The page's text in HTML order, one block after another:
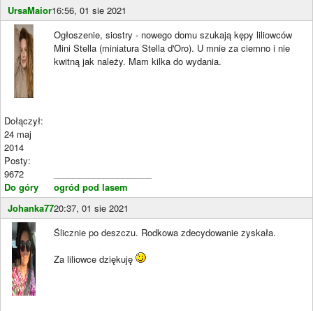
UrsaMaior16:56, 01 sie 2021
Dołączył:
24 maj
2014
Posty:
9672
Do góry
Ogłoszenie, siostry - nowego domu szukają kępy liliowców
Mini Stella (miniatura Stella d'Oro). U mnie za ciemno i nie
kwitną jak należy. Mam kilka do wydania.
ogród pod lasem
Johanka7720:37, 01 sie 2021
Ślicznie po deszczu. Rodkowa zdecydowanie zyskała.
Za liliowce dziękuję